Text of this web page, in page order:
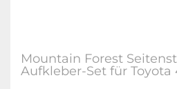
Mountain Forest
Aufkleber-Set für Toyota